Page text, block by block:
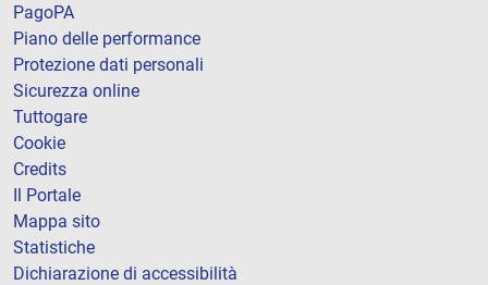
PagoPA
Piano delle performance
Protezione dati personali
Sicurezza online
Tuttogare
Cookie
Credits
Il Portale
Mappa sito
Statistiche
Dichiarazione di accessibilità